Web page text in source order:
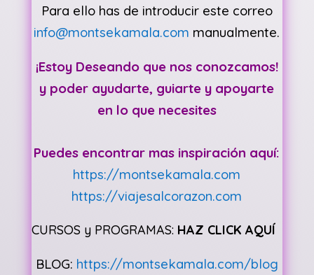
Para ello has de introducir este correo
info@montsekamala.com manualmente.
¡Estoy Deseando que nos conozcamos!
y poder ayudarte, guiarte y apoyarte
en lo que necesites
Puedes encontrar mas inspiración aquí:
https://montsekamala.com
https://viajesalcorazon.com
CURSOS y PROGRAMAS: HAZ CLICK AQUÍ
BLOG: https://montsekamala.com/blog